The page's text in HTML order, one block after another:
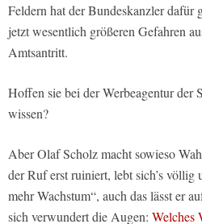
Feldern hat der Bundeskanzler dafür
jetzt wesentlich größeren Gefahren
Amtsantritt.
Hoffen sie bei der Werbeagentur der
wissen?
Aber Olaf Scholz macht sowieso
der Ruf erst ruiniert, lebt sich’s
mehr Wachstum“, auch das lässt er
sich verwundert die Augen: Welches